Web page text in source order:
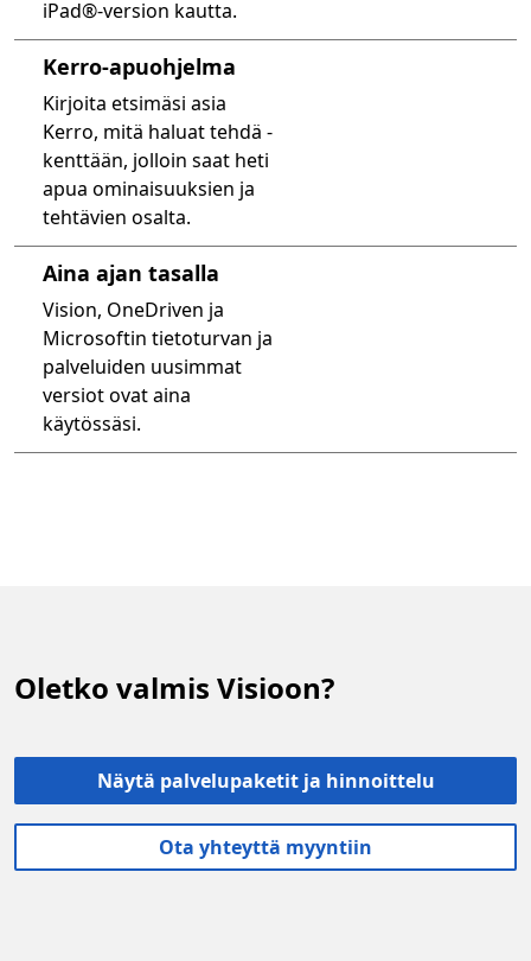
iPad®-version kautta.
Kerro-apuohjelma
Kirjoita etsimäsi asia
Kerro, mitä haluat tehdä -
kenttään, jolloin saat heti
apua ominaisuuksien ja
tehtävien osalta.
Aina ajan tasalla
Vision, OneDriven ja
Microsoftin tietoturvan ja
palveluiden uusimmat
versiot ovat aina
käytössäsi.
Oletko valmis Visioon?
Näytä palvelupaketit ja hinnoittelu
Ota yhteyttä myyntiin